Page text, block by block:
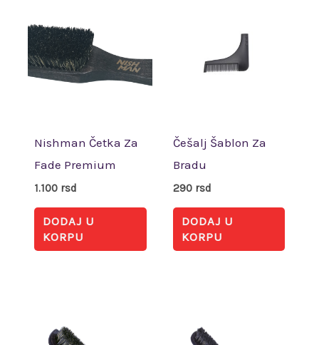
Nishman Četka Za
Fade Premium
1.100 rsd
DODAJ U
KORPU
Češalj Šablon Za
Bradu
290 rsd
DODAJ U
KORPU